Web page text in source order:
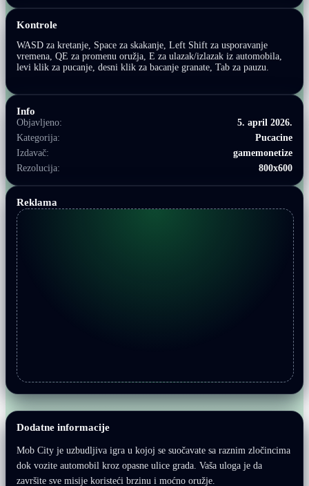
Dodatne informacije
Mob City je uzbudljiva igra u kojoj se suočavate sa raznim zločincima
dok vozite automobil kroz opasne ulice grada. Vaša uloga je da
završite sve misije koristeći brzinu i moćno oružje.
Kontrole
WASD za kretanje, Space za skakanje, Left Shift za usporavanje
vremena, QE za promenu oružja, E za ulazak/izlazak iz automobila,
levi klik za pucanje, desni klik za bacanje granate, Tab za pauzu.
Info
Objavljeno:
5. april 2026.
Kategorija:
Pucacine
Izdavač:
gamemonetize
Rezolucija:
800x600
Reklama